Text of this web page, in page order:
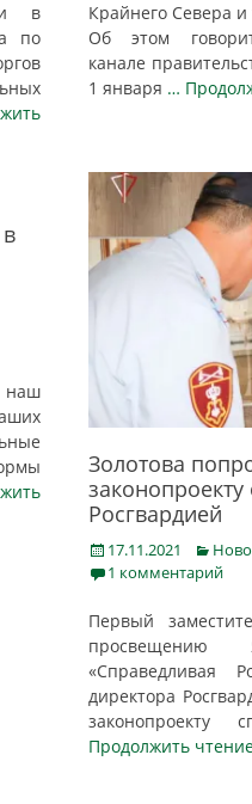
Крайнего Севера
Об этом
канале
1 января …
в
по
Золотова
Росгвардией
Posted
on
17.11.2021
1 комментарий
Первый
просвещению
«Справедливая
директора
законопроекту
Продолжить
наш